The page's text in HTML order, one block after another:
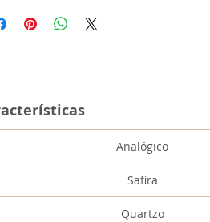
Analógico
Safira
Quartzo